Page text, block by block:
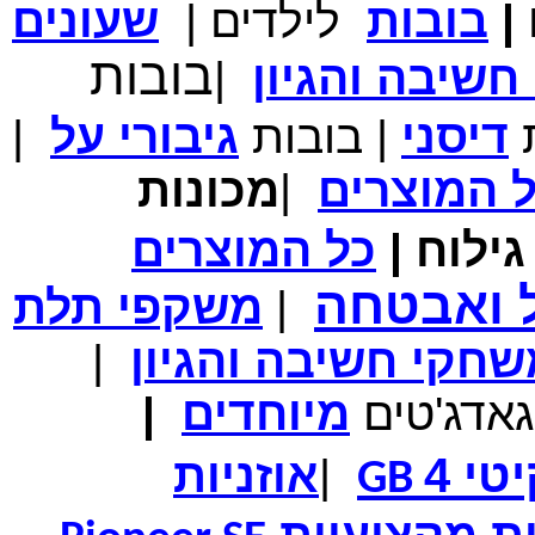
₪700.00 מחיר שוק
₪339.00 המחיר שלך
משלוח חינם
₪150.00 מחיר שוק
₪104.00 המחיר כולל משלוח :
נרתיק עור יוקרתי עבור אייפוד וידאו 60GB\80GB \שחור
| בובות לילדים |
שעונים
והגיון
|בובות
דיסני | בובות גיבורי על
|
המוצרים |מכונות
| כל המוצרים
ואבטחה | משקפי תלת
חשיבה והגיון
|
גאדג'טים מיוחדים |
4
GB
|אוזניות